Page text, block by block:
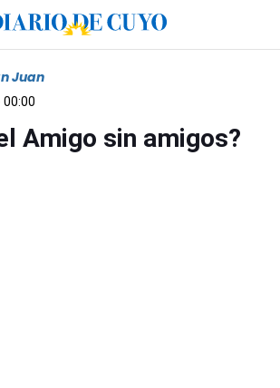
Juan
00:00
Amigo sin amigos?